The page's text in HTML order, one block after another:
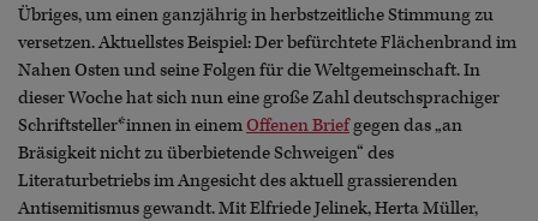
Übriges, um einen ganzjährig in herbstzeitliche Stimmung zu
versetzen. Aktuellstes Beispiel: Der befürchtete Flächenbrand im
Nahen Osten und seine Folgen für die Weltgemeinschaft. In
dieser Woche hat sich nun eine große Zahl deutschsprachiger
Schriftsteller*innen in einemOffenen Briefgegen das „an
Bräsigkeit nicht zu überbietende Schweigen“ des
Literaturbetriebs im Angesicht des aktuell grassierenden
Antisemitismus gewandt. Mit Elfriede Jelinek, Herta Müller,